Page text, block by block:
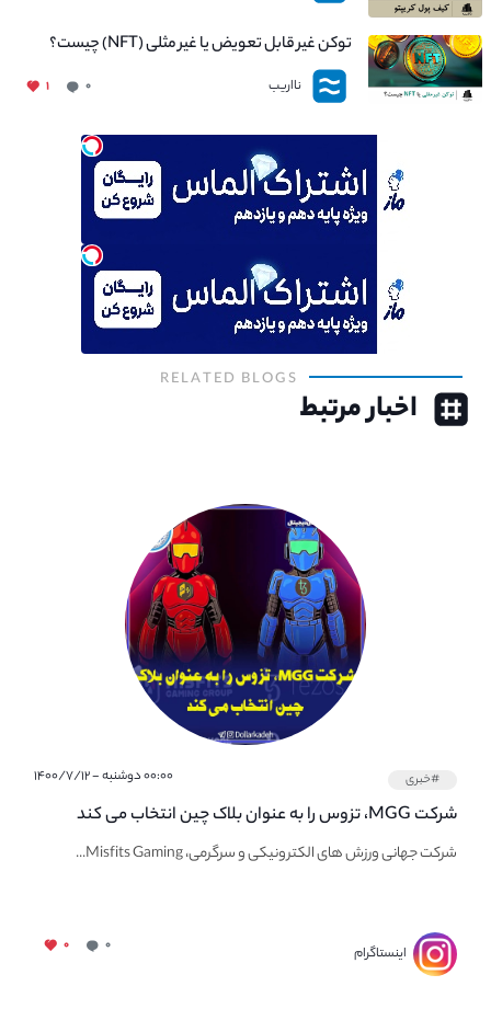
توکن غیر قابل تعویض یا غیر مثلی (NFT) چیست؟
نااریب ۰ ۱
RELATED BLOGS
اخبار مرتبط
#خبری ۰۰:۰۰ دوشنبه - ۱۴۰۰/۷/۱۲
شرکت MGG، تزوس را به عنوان بلاک چین انتخاب می کند
شرکت جهانی ورزش های الکترونیکی و سرگرمی، Misfits Gaming...
اینستاگرام ۰ ۰